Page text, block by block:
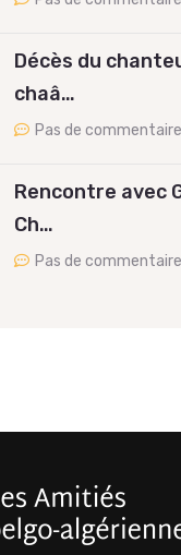
Décès du
chaâ…
Pas de commentaire
Rencontre avec
Ch…
Pas de commentaire